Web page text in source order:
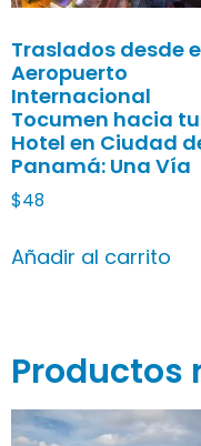
Traslados desde
Aeropuerto
Internacional
Tocumen hacia tu
Hotel en Ciudad
Panamá: Una Vía
$48
Añadir al carrito
Productos